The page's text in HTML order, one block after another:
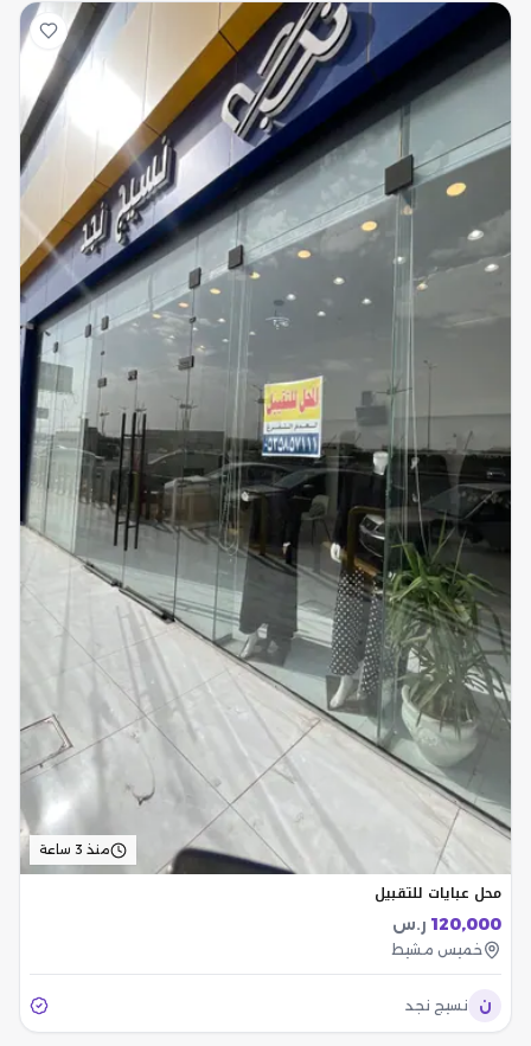
منذ 3 ساعة
محل عبايات للتقبيل
120,000 ر.س
خميس مشيط
ن نسيج نجد